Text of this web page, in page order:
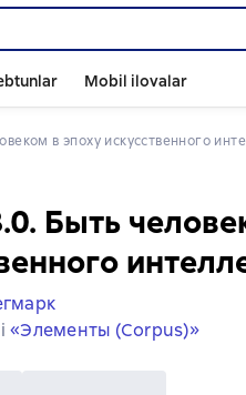
Mobil ilovalar
в эпоху искусственного
Быть
«Элементы (Corpus)»